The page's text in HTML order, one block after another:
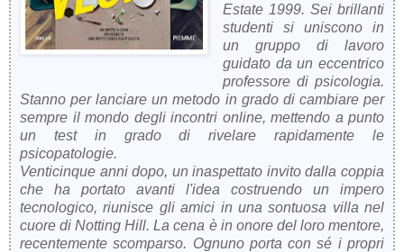
Estate 1999. Sei brillanti
studenti si uniscono in
un gruppo di lavoro
guidato da un eccentrico
professore di psicologia.
Stanno per lanciare un metodo in grado di cambiare per
sempre il mondo degli incontri online, mettendo a punto
un test in grado di rivelare rapidamente le
psicopatologie.
Venticinque anni dopo, un inaspettato invito dalla coppia
che ha portato avanti l'idea costruendo un impero
tecnologico, riunisce gli amici in una sontuosa villa nel
cuore di Notting Hill. La cena è in onore del loro mentore,
recentemente scomparso. Ognuno porta con sé i propri